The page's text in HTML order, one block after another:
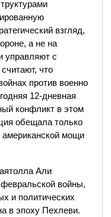
взгляд,
а не на
управляют с
что
против военно
12-дневная
конфликт в этом
обещала только
американской мощи
Али
войны,
и политических
в эпоху Пехлеви.